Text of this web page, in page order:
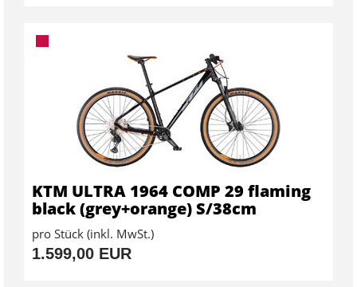
KTM ULTRA 1964 COMP 29 flaming
black (grey+orange) S/38cm
pro Stück (inkl. MwSt.)
1.599,00 EUR